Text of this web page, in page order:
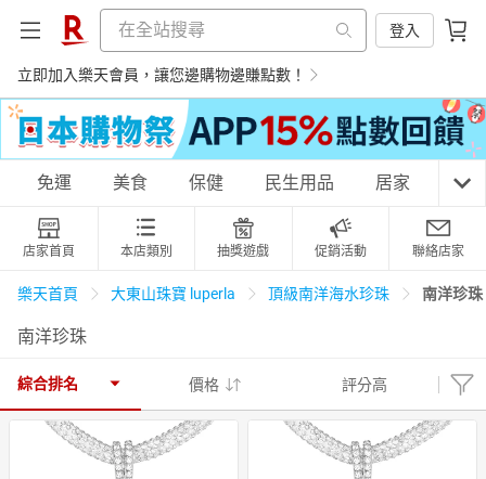
登入
立即加入樂天會員，讓您邊購物邊賺點數！
購物網分類
天天免運 美食蛋糕 養生保健 民生用品
居家生活 3C家電 親子玩具
免運 美食 保健 民生用品 居家 3C
店家首頁 本店類別 抽獎遊戲 促銷活動 聯絡店家
樂天首頁 大東山珠寶 luperla 頂級南洋海水珍珠 南洋珍珠
南洋珍珠
綜合排名 價格 評分高